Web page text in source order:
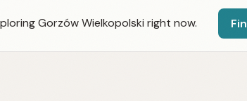
Gorzów Wielkopolski right now.